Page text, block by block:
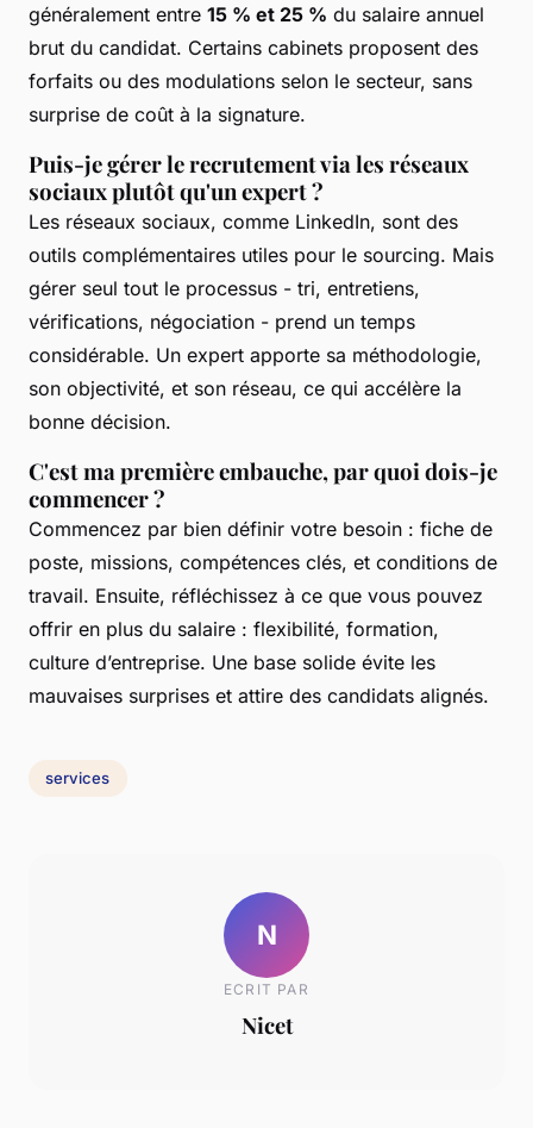
généralement entre 15 % et 25 % du salaire annuel
brut du candidat. Certains cabinets proposent des
forfaits ou des modulations selon le secteur, sans
surprise de coût à la signature.
Puis-je gérer le recrutement via les réseaux
sociaux plutôt qu'un expert ?
Les réseaux sociaux, comme LinkedIn, sont des
outils complémentaires utiles pour le sourcing. Mais
gérer seul tout le processus - tri, entretiens,
vérifications, négociation - prend un temps
considérable. Un expert apporte sa méthodologie,
son objectivité, et son réseau, ce qui accélère la
bonne décision.
C'est ma première embauche, par quoi dois-je
commencer ?
Commencez par bien définir votre besoin : fiche de
poste, missions, compétences clés, et conditions de
travail. Ensuite, réfléchissez à ce que vous pouvez
offrir en plus du salaire : flexibilité, formation,
culture d’entreprise. Une base solide évite les
mauvaises surprises et attire des candidats alignés.
services
N
ECRIT PAR
Nicet